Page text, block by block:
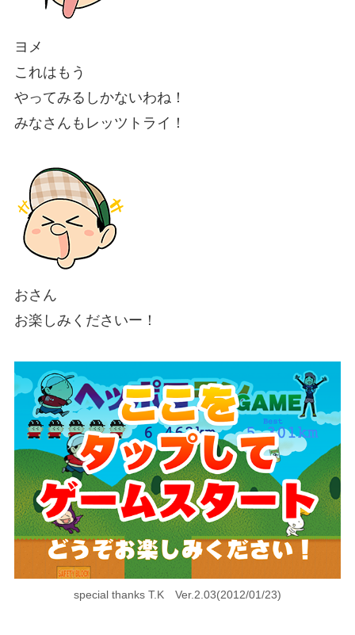
ヨメ
これはもう
やってみるしかないわね！
みなさんもレッツトライ！
おさん
お楽しみくださいー！
special thanks T.K Ver.2.03(2012/01/23)